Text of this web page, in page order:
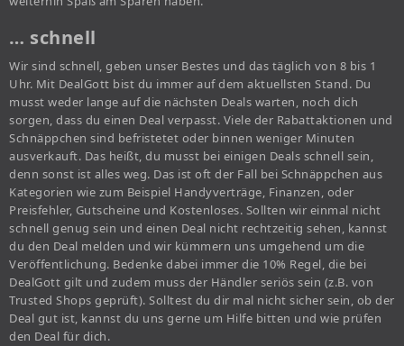
… schnell
Wir sind schnell, geben unser Bestes und das täglich von 8 bis 1
Uhr. Mit DealGott bist du immer auf dem aktuellsten Stand. Du
musst weder lange auf die nächsten Deals warten, noch dich
sorgen, dass du einen Deal verpasst. Viele der Rabattaktionen und
Schnäppchen sind befristetet oder binnen weniger Minuten
ausverkauft. Das heißt, du musst bei einigen Deals schnell sein,
denn sonst ist alles weg. Das ist oft der Fall bei Schnäppchen aus
Kategorien wie zum Beispiel Handyverträge, Finanzen, oder
Preisfehler, Gutscheine und Kostenloses. Sollten wir einmal nicht
schnell genug sein und einen Deal nicht rechtzeitig sehen, kannst
du den Deal melden und wir kümmern uns umgehend um die
Veröffentlichung. Bedenke dabei immer die 10% Regel, die bei
DealGott gilt und zudem muss der Händler seriös sein (z.B. von
Trusted Shops geprüft). Solltest du dir mal nicht sicher sein, ob der
Deal gut ist, kannst du uns gerne um Hilfe bitten und wie prüfen
den Deal für dich.